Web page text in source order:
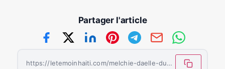
Partager l'article
https://letemoinhaiti.com/melchie-daelle-dumornay-la-jeune-etoile-du-football-haitien-qui-brille-sur-la-scene-mondiale/